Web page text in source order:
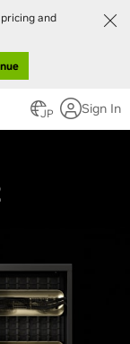
and
JP Sign In